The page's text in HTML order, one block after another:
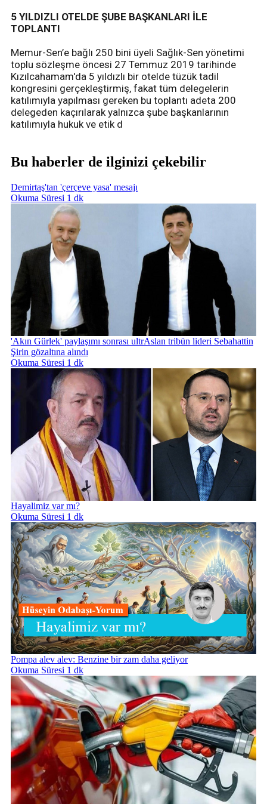
5 YILDIZLI OTELDE ŞUBE BAŞKANLARI İLE
TOPLANTI
Memur-Sen’e bağlı 250 bini üyeli Sağlık-Sen yönetimi
toplu sözleşme öncesi 27 Temmuz 2019 tarihinde
Kızılcahamam'da 5 yıldızlı bir otelde tüzük tadil
kongresini gerçekleştirmiş, fakat tüm delegelerin
katılımıyla yapılması gereken bu toplantı adeta 200
delegeden kaçırılarak yalnızca şube başkanlarının
katılımıyla hukuk ve etik d
Bu haberler de ilginizi çekebilir
Demirtaş'tan 'çerçeve yasa' mesajı
Okuma Süresi 1 dk
'Akın Gürlek' paylaşımı sonrası ultrAslan tribün lideri Sebahattin
Şirin gözaltına alındı
Okuma Süresi 1 dk
Hayalimiz var mı?
Okuma Süresi 1 dk
Pompa alev alev: Benzine bir zam daha geliyor
Okuma Süresi 1 dk